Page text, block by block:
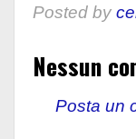
Posted by
Nessun
Posta un